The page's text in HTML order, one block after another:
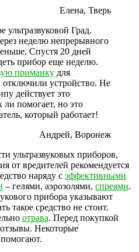
Елена, Тверь
ультразвуковой Град.
неделю непрерывного
Спустя 20 дней
прибор еще неделю.
приманку для
отключили устройство. Не
действует это
ли помогает, но это
который работает!
Андрей, Воронеж
ультразвуковых приборов,
от вредителей рекомендуется
наряду с эффективными
– гелями, аэрозолями, спреями.
прибора указывают
такое средство не стоит.
отрава. Перед покупкой
отзывы. Некоторые